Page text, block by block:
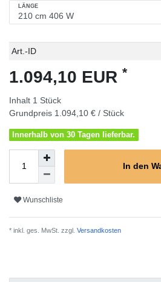
LÄNGE
Technisches
Wert
Art.-ID
1.094,10 EUR *
Inhalt 1 Stück
Grundpreis 1.094,10 € / Stück
Innerhalb von 30 Tagen lieferbar.
In den
Wunschliste
* inkl. ges. MwSt. zzgl. Versandkosten